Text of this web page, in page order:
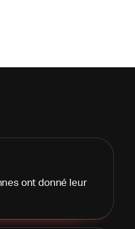
ont donné leur